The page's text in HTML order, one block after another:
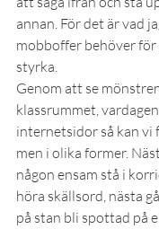
annan. För det är vad
mobboffer behöver
styrka.
Genom att se
klassrummet,
internetsidor så kan vi
men i olika former.
någon ensam stå i
höra skällsord, nästa
på stan bli spottad på